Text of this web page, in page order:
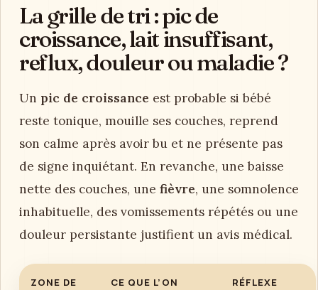
La grille de tri : pic de
croissance, lait insuffisant,
reflux, douleur ou maladie ?
Un pic de croissance est probable si bébé
reste tonique, mouille ses couches, reprend
son calme après avoir bu et ne présente pas
de signe inquiétant. En revanche, une baisse
nette des couches, une fièvre, une somnolence
inhabituelle, des vomissements répétés ou une
douleur persistante justifient un avis médical.
ZONE DE
CE QUE L’ON
RÉFLEXE